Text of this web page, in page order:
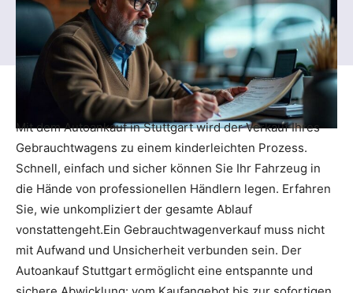
Mit dem Autoankauf in Stuttgart wird der Verkauf Ihres
Gebrauchtwagens zu einem kinderleichten Prozess.
Schnell, einfach und sicher können Sie Ihr Fahrzeug in
die Hände von professionellen Händlern legen. Erfahren
Sie, wie unkompliziert der gesamte Ablauf
vonstattengeht.Ein Gebrauchtwagenverkauf muss nicht
mit Aufwand und Unsicherheit verbunden sein. Der
Autoankauf Stuttgart ermöglicht eine entspannte und